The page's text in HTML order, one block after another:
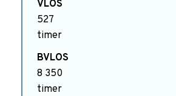
527
timer
8 350
timer